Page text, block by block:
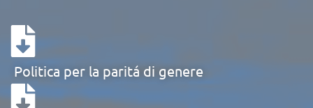
Politica per la paritá di genere